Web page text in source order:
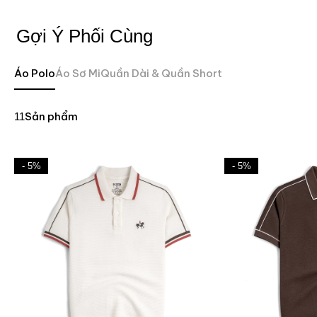
Gợi Ý Phối Cùng
Áo PoloÁo Sơ MiQuần Dài & Quần Short
- 5% - 5%
Sản phẩm
11